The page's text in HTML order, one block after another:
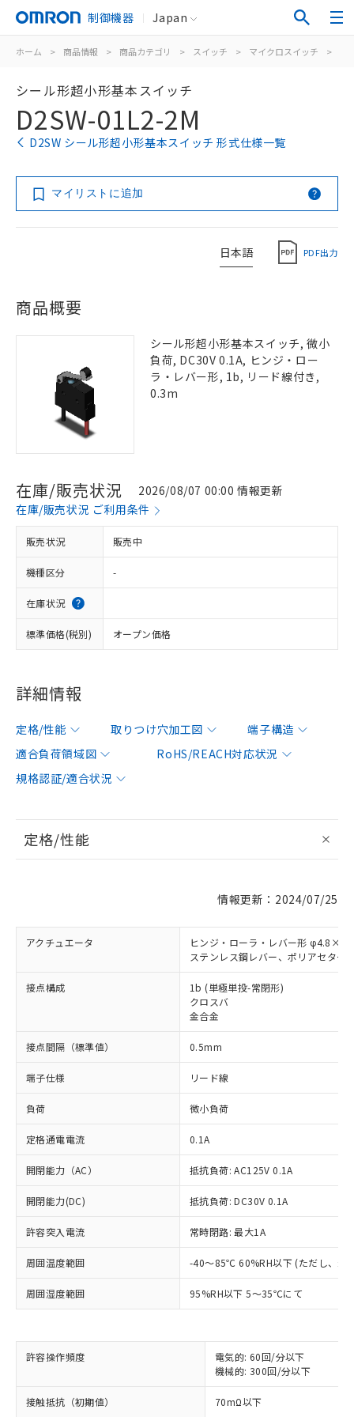
制御機器 Japan
ホーム > 商品情報 > 商品カテゴリ > スイッチ > マイクロスイッチ >
シール形超小形基本スイッチ
D2SW-01L2-2M
D2SW シール形超小形基本スイッチ 形式仕様一覧
マイリストに追加
日本語 PDF出力
商品概要
シール形超小形基本スイッチ, 微小
負荷, DC30V 0.1A, ヒンジ・ロー
ラ・レバー形, 1b, リード線付き,
0.3m
在庫/販売状況
2026/08/07 00:00 情報更新
在庫/販売状況 ご利用条件
販売状況 販売中
機種区分 -
在庫状況
標準価格(税別) オープン価格
詳細情報
定格/性能 取りつけ穴加工図
端子構造
適合負荷領域図
RoHS/REACH対応状況
規格認証/適合状況
定格/性能
情報更新：2024/07/25
アクチュエータ
ヒンジ・ローラ・レバー形
ステンレス鋼レバー、ポリアセター
接点構成
1b (単極単投-常閉形)
クロスバ
金合金
接点間隔（標準値） 0.5mm
端子仕様 リード線
負荷 微小負荷
定格通電電流 0.1A
開閉能力（AC） 抵抗負荷: AC125V 0.1A
開閉能力(DC) 抵抗負荷: DC30V 0.1A
許容突入電流 常時閉路: 最大1A
周囲温度範囲 -40～85℃ 60%RH以下 (ただし、氷
周囲湿度範囲 95%RH以下 5～35℃にて
許容操作頻度
電気的: 60回/分以下
機械的: 300回/分以下
接触抵抗（初期値） 70mΩ以下
※1 対応状況
対応済み：EU RoHS指令（10物質）の
非含有に対応した製品が提供可能な商品で
す。